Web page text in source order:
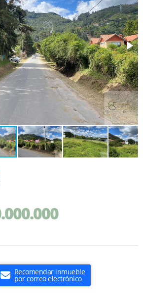
Recomendar inmueble
por correo electrónico